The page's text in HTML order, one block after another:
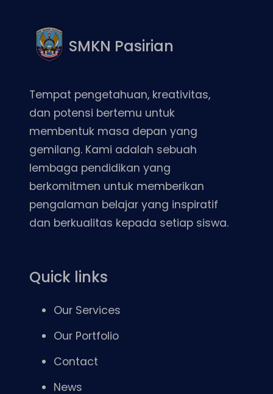
SMKN Pasirian
Tempat pengetahuan, kreativitas,
dan potensi bertemu untuk
membentuk masa depan yang
gemilang. Kami adalah sebuah
lembaga pendidikan yang
berkomitmen untuk memberikan
pengalaman belajar yang inspiratif
dan berkualitas kepada setiap siswa.
Quick links
Our Services
Our Portfolio
Contact
News